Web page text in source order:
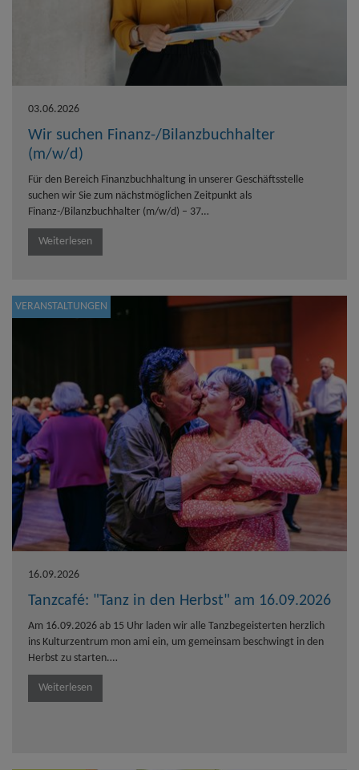
03.06.2026
Wir suchen Finanz-/Bilanzbuchhalter
(m/w/d)
Für den Bereich Finanzbuchhaltung in unserer Geschäftsstelle
suchen wir Sie zum nächstmöglichen Zeitpunkt als
Finanz-/Bilanzbuchhalter (m/w/d) – 37…
Weiterlesen
VERANSTALTUNGEN
16.09.2026
Tanzcafé: "Tanz in den Herbst" am 16.09.2026
Am 16.09.2026 ab 15 Uhr laden wir alle Tanzbegeisterten herzlich
ins Kulturzentrum mon ami ein, um gemeinsam beschwingt in den
Herbst zu starten.…
Weiterlesen